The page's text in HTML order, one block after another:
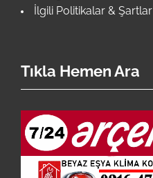
İlgili Politikalar & Şartlar
Tıkla Hemen Ara